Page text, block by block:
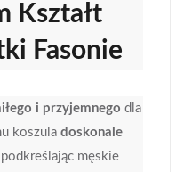
Kształt
Fasonie
i przyjemnego dla
koszula doskonale
podkreślając męskie